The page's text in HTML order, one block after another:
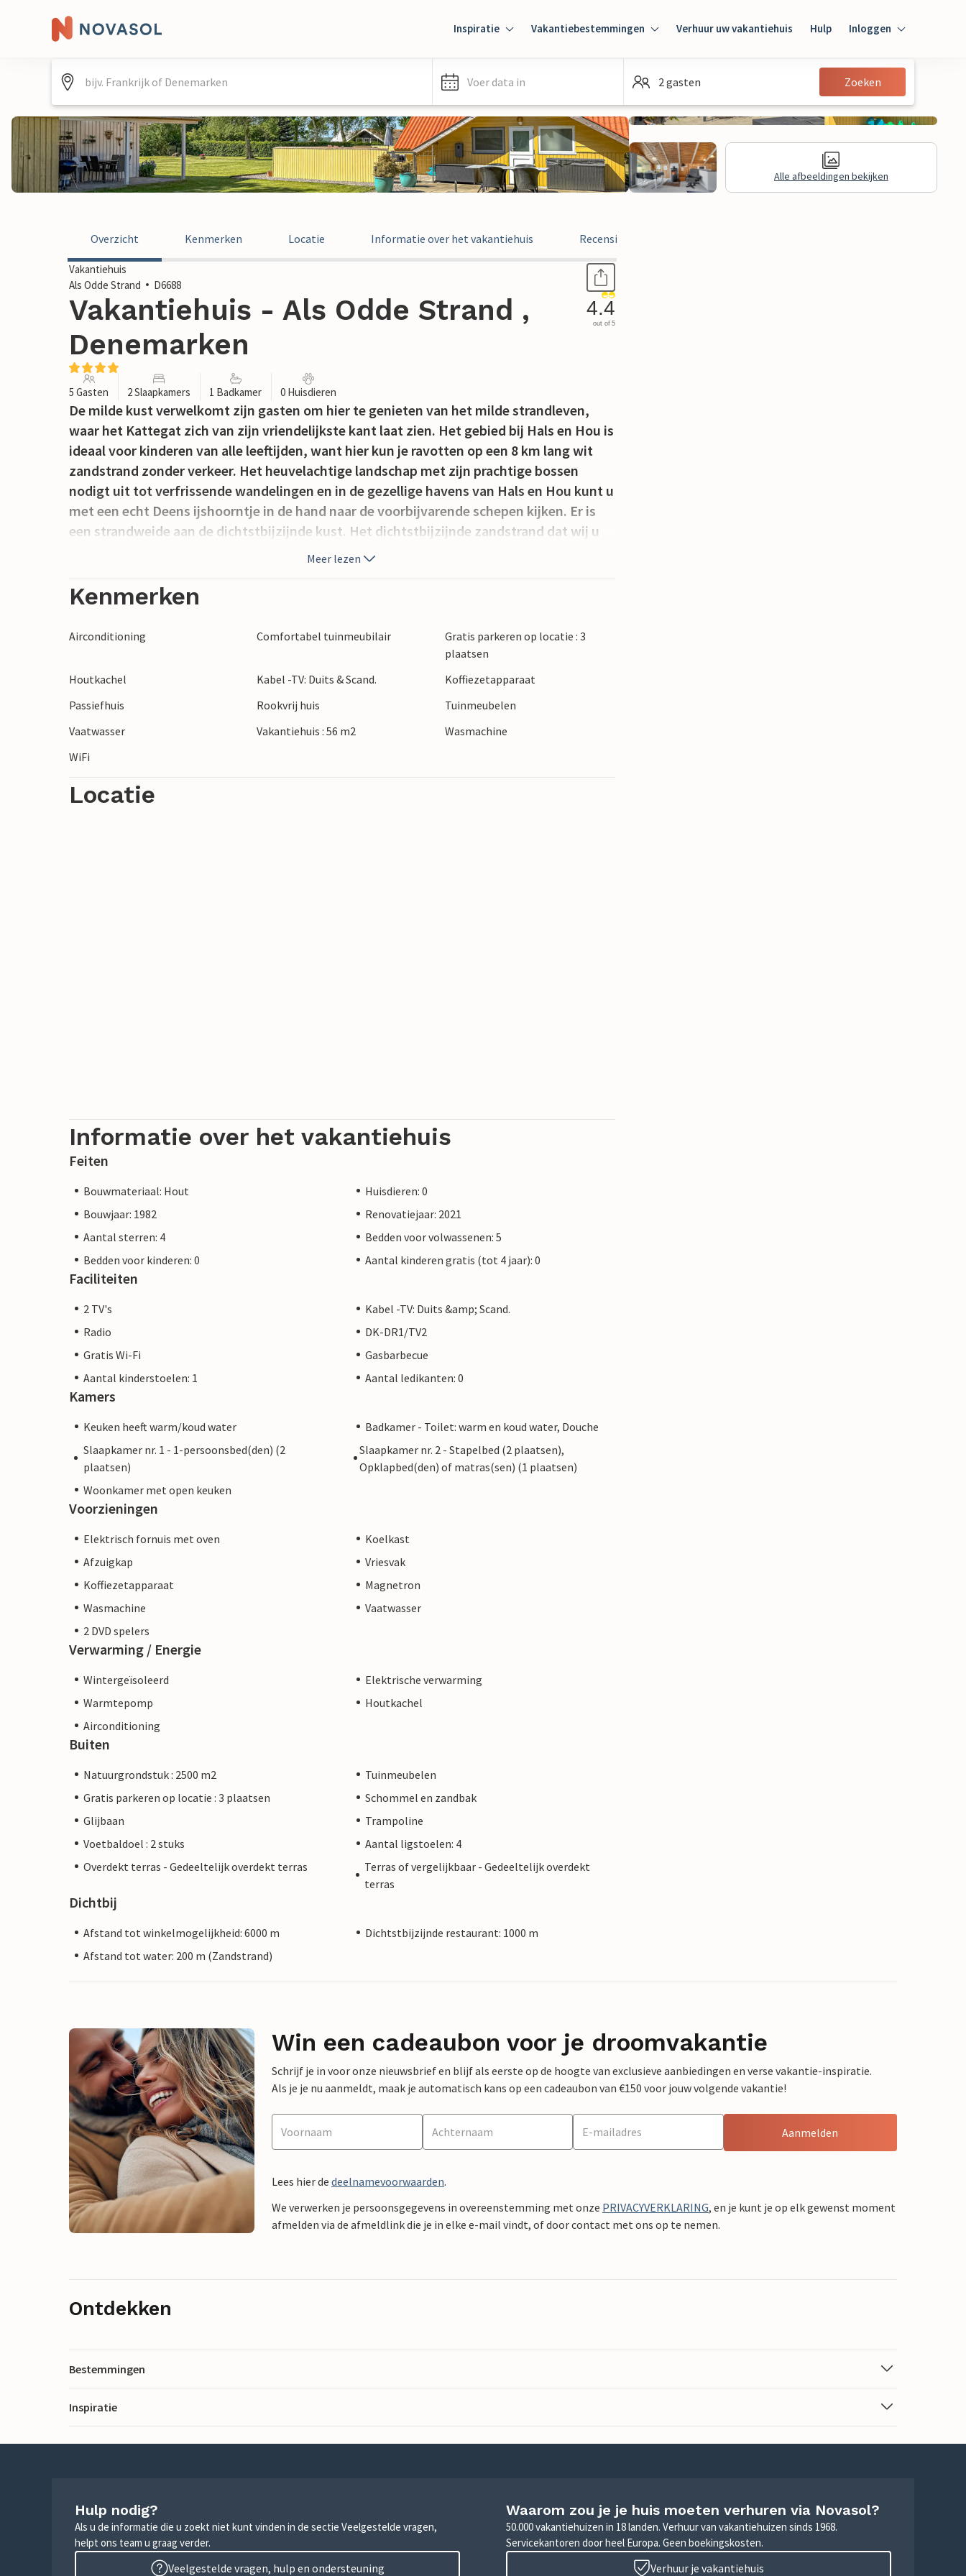
Inspiratie Vakantiebestemmingen Verhuur uw vakantiehuis Hulp Inloggen
Inloggen
Gast
Voer data in 2 gasten Zoeken
Alle afbeeldingen bekijken
Overzicht Kenmerken Locatie Informatie over het vakantiehuis Recensies
Vakantiehuis
Als Odde Strand
D6688
Vakantiehuis - Als Odde Strand ,
Denemarken
4.4
out of 5
5 Gasten 2 Slaapkamers 1 Badkamer 0 Huisdieren
De milde kust verwelkomt zijn gasten om hier te genieten van het milde strandleven,
waar het Kattegat zich van zijn vriendelijkste kant laat zien. Het gebied bij Hals en Hou is
ideaal voor kinderen van alle leeftijden, want hier kun je ravotten op een 8 km lang wit
zandstrand zonder verkeer. Het heuvelachtige landschap met zijn prachtige bossen
nodigt uit tot verfrissende wandelingen en in de gezellige havens van Hals en Hou kunt u
met een echt Deens ijshoorntje in de hand naar de voorbijvarende schepen kijken. Er is
een strandweide aan de dichtstbijzijnde kust. Het dichtstbijzijnde zandstrand dat wij u
kunnen aanbevelen is het badstrand bij Øster Hurup.
Meer lezen
Kenmerken
Airconditioning Comfortabel tuinmeubilair
Gratis parkeren op locatie : 3
plaatsen
Houtkachel
Kabel -TV: Duits & Scand.
Koffiezetapparaat
Passiefhuis
Rookvrij huis
Tuinmeubelen
Vaatwasser
Vakantiehuis : 56 m2
Wasmachine
WiFi
Locatie
Informatie over het vakantiehuis
Feiten
Bouwmateriaal: Hout
Huisdieren: 0
Bouwjaar: 1982
Renovatiejaar: 2021
Aantal sterren: 4
Bedden voor volwassenen: 5
Bedden voor kinderen: 0
Aantal kinderen gratis (tot 4 jaar): 0
Faciliteiten
2 TV's
Kabel -TV: Duits &amp; Scand.
Radio
DK-DR1/TV2
Gratis Wi-Fi
Gasbarbecue
Aantal kinderstoelen: 1
Aantal ledikanten: 0
Kamers
Keuken heeft warm/koud water
Badkamer - Toilet: warm en koud water, Douche
Slaapkamer nr. 1 - 1-persoonsbed(den) (2
plaatsen)
Slaapkamer nr. 2 - Stapelbed (2 plaatsen),
Opklapbed(den) of matras(sen) (1 plaatsen)
Woonkamer met open keuken
Voorzieningen
Elektrisch fornuis met oven
Koelkast
Afzuigkap
Vriesvak
Koffiezetapparaat
Magnetron
Wasmachine
Vaatwasser
2 DVD spelers
Verwarming / Energie
Wintergeïsoleerd
Elektrische verwarming
Warmtepomp
Houtkachel
Airconditioning
Buiten
Natuurgrondstuk : 2500 m2
Tuinmeubelen
Gratis parkeren op locatie : 3 plaatsen
Schommel en zandbak
Glijbaan
Trampoline
Voetbaldoel : 2 stuks
Aantal ligstoelen: 4
Overdekt terras - Gedeeltelijk overdekt terras
Terras of vergelijkbaar - Gedeeltelijk overdekt
terras
Dichtbij
Afstand tot winkelmogelijkheid: 6000 m
Dichtstbijzijnde restaurant: 1000 m
Afstand tot water: 200 m (Zandstrand)
Win een cadeaubon voor je droomvakantie
Schrijf je in voor onze nieuwsbrief en blijf als eerste op de hoogte van exclusieve aanbiedingen en verse vakantie-inspiratie.
Als je je nu aanmeldt, maak je automatisch kans op een cadeaubon van €150 voor jouw volgende vakantie!
Aanmelden
Lees hier de deelnamevoorwaarden.
We verwerken je persoonsgegevens in overeenstemming met onze PRIVACYVERKLARING, en je kunt je op elk gewenst moment
afmelden via de afmeldlink die je in elke e-mail vindt, of door contact met ons op te nemen.
Ontdekken
Bestemmingen
Inspiratie
Hulp nodig?
Als u de informatie die u zoekt niet kunt vinden in de sectie Veelgestelde vragen,
helpt ons team u graag verder.
Veelgestelde vragen, hulp en ondersteuning
Waarom zou je je huis moeten verhuren via Novasol?
50.000 vakantiehuizen in 18 landen. Verhuur van vakantiehuizen sinds 1968.
Servicekantoren door heel Europa. Geen boekingskosten.
Verhuur je vakantiehuis